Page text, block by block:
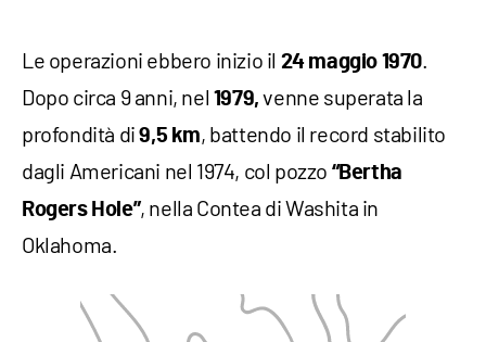
Le operazioni ebbero inizio il 24 maggio 1970.
Dopo circa 9 anni, nel 1979, venne superata la
profondità di 9,5 km, battendo il record stabilito
dagli Americani nel 1974, col pozzo “Bertha
Rogers Hole”, nella Contea di Washita in
Oklahoma.